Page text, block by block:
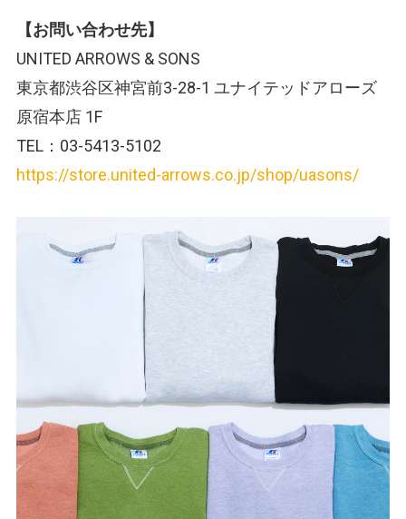
【お問い合わせ先】
UNITED ARROWS & SONS
東京都渋谷区神宮前3-28-1 ユナイテッドアローズ
原宿本店 1F
TEL：03-5413-5102
https://store.united-arrows.co.jp/shop/uasons/